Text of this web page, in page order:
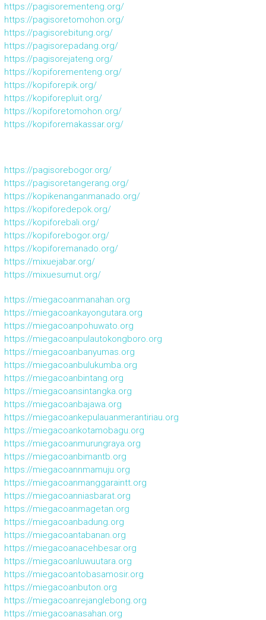
https://pagisorementeng.org/
https://pagisoretomohon.org/
https://pagisorebitung.org/
https://pagisorepadang.org/
https://pagisorejateng.org/
https://kopiforementeng.org/
https://kopiforepik.org/
https://kopiforepluit.org/
https://kopiforetomohon.org/
https://kopiforemakassar.org/
https://pagisorebogor.org/
https://pagisoretangerang.org/
https://kopikenanganmanado.org/
https://kopiforedepok.org/
https://kopiforebali.org/
https://kopiforebogor.org/
https://kopiforemanado.org/
https://mixuejabar.org/
https://mixuesumut.org/
https://miegacoanmanahan.org
https://miegacoankayongutara.org
https://miegacoanpohuwato.org
https://miegacoanpulautokongboro.org
https://miegacoanbanyumas.org
https://miegacoanbulukumba.org
https://miegacoanbintang.org
https://miegacoansintangka.org
https://miegacoanbajawa.org
https://miegacoankepulauanmerantiriau.org
https://miegacoankotamobagu.org
https://miegacoanmurungraya.org
https://miegacoanbimantb.org
https://miegacoannmamuju.org
https://miegacoanmanggaraintt.org
https://miegacoanniasbarat.org
https://miegacoanmagetan.org
https://miegacoanbadung.org
https://miegacoantabanan.org
https://miegacoanacehbesar.org
https://miegacoanluwuutara.org
https://miegacoantobasamosir.org
https://miegacoanbuton.org
https://miegacoanrejanglebong.org
https://miegacoanasahan.org